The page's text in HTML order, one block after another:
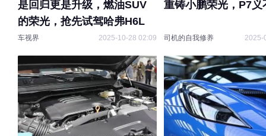
是回归更是升级，燃油SUV
的荣光，抢先试驾哈弗H6L
车视界 2025-10-28 02:09
重铸小鹏荣光，P7义
司机的自我修养 2025-